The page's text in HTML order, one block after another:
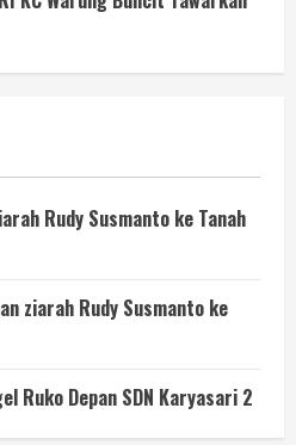
Rudy Susmanto ke Tanah
ziarah Rudy Susmanto ke
Ruko Depan SDN Karyasari 2